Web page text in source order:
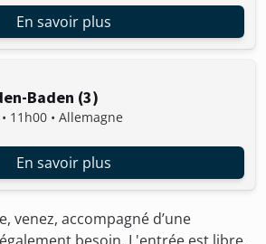
En savoir plus
Baden (3)
11h00 • Allemagne
En savoir plus
venez, accompagné d’une